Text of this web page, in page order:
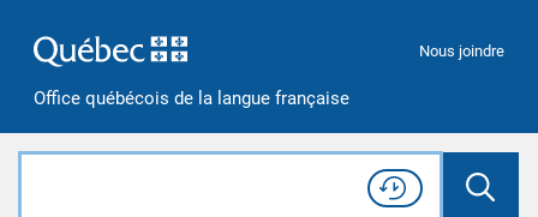
Office québécois de la langue française
Nous joindre
Rechercher dans tout le site
Lancer
Consulter l'
Historique
de recherche